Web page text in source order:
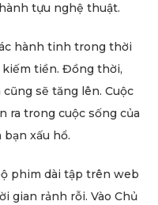
tựu nghệ thuật.
hành tinh trong thời
kiếm tiền. Đồng thời,
sẽ tăng lên. Cuộc
ra trong cuộc sống của
xấu hổ.
phim dài tập trên web
gian rảnh rỗi. Vào Chủ